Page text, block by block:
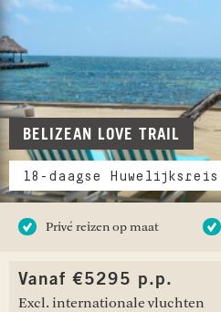
BELIZEAN LOVE TRAIL
18-daagse Huwelijksreis
Privé reizen op maat
Vanaf €5295 p.p.
Excl. internationale vluchten